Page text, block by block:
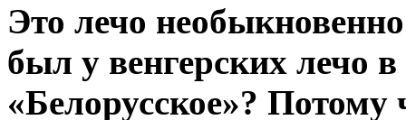
Это лечо
был у венгерских лечо
«Белорусское»? Потому